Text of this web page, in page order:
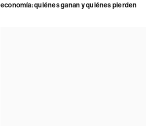
economía: quiénes ganan y quiénes pierden